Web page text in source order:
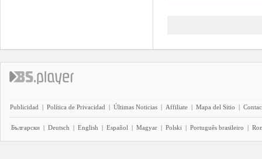
Publicidad | Política de Privacidad | Últimas Noticias | Affiliate | Mapa del Sitio |
Български | Deutsch | English | Español | Magyar | Polski | Português brasileiro |